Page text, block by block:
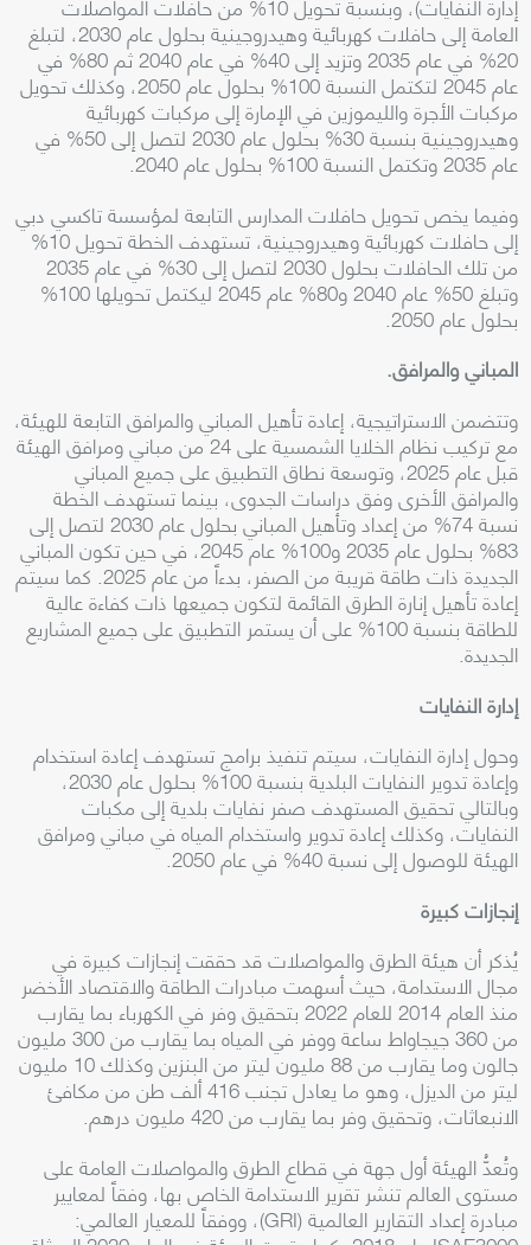
العامة إلى حافلات كهربائية وهيدروجينية بحلول عام 2030، لتبلغ
20% في عام 2035 وتزيد إلى 40% في عام 2040 ثم 80% في
عام 2045 لتكتمل النسبة 100% بحلول عام 2050، وكذلك تحويل
مركبات الأجرة والليموزين في الإمارة إلى مركبات كهربائية
وهيدروجينية بنسبة 30% بحلول عام 2030 لتصل إلى 50% في
عام 2035 وتكتمل النسبة 100% بحلول عام 2040
.
وفيما يخص تحويل حافلات المدارس التابعة لمؤسسة تاكسي دبي
إلى حافلات كهربائية وهيدروجينية، تستهدف الخطة تحويل 10%
من تلك الحافلات بحلول 2030 لتصل إلى 30% في عام 2035
وتبلغ 50% عام 2040 و80% عام 2045 ليكتمل تحويلها 100%
بحلول عام 2050
.
المباني والمرافق.
وتتضمن الاستراتيجية، إعادة تأهيل المباني والمرافق التابعة للهيئة،
مع تركيب نظام الخلايا الشمسية على 24 من مباني ومرافق الهيئة
قبل عام 2025، وتوسعة نطاق التطبيق على جميع المباني
والمرافق الأخرى وفق دراسات الجدوى، بينما تستهدف الخطة
نسبة 74% من إعداد وتأهيل المباني بحلول عام 2030 لتصل إلى
83% بحلول عام 2035 و100% عام 2045، في حين تكون المباني
الجديدة ذات طاقة قريبة من الصفر، بدءاً من عام 2025. كما سيتم
إعادة تأهيل إنارة الطرق القائمة لتكون جميعها ذات كفاءة عالية
للطاقة بنسبة 100% على أن يستمر التطبيق على جميع المشاريع
الجديدة.
إدارة النفايات
وحول إدارة النفايات، سيتم تنفيذ برامج تستهدف إعادة استخدام
وإعادة تدوير النفايات البلدية بنسبة 100% بحلول عام 2030،
وبالتالي تحقيق المستهدف صفر نفايات بلدية إلى مكبات
النفايات، وكذلك إعادة تدوير واستخدام المياه في مباني ومرافق
الهيئة للوصول إلى نسبة 40% في عام 2050
.
إنجازات كبيرة
يُذكر أن هيئة الطرق والمواصلات قد حققت إنجازات كبيرة في
مجال الاستدامة، حيث أسهمت مبادرات الطاقة والاقتصاد الأخضر
منذ العام 2014 للعام 2022 بتحقيق وفر في الكهرباء بما يقارب
من 360 جيجاواط ساعة ووفر في المياه بما يقارب من 300 مليون
جالون وما يقارب من 88 مليون ليتر من البنزين وكذلك 10 مليون
ليتر من الديزل، وهو ما يعادل تجنب 416 ألف طن من مكافئ
الانبعاثات، وتحقيق وفر بما يقارب من 420 مليون درهم
.
وتُعدُّ الهيئة أول جهة في قطاع الطرق والمواصلات العامة على
مستوى العالم تنشر تقرير الاستدامة الخاص بها، وفقاً لمعايير
مبادرة إعداد التقارير العالمية(GRI) ، ووفقاً للمعيار العالمي: